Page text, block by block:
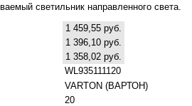
светильник направленного света.
1 459,55 руб.
1 396,10 руб.
1 358,02 руб.
WL935111120
VARTON (ВАРТОН)
20